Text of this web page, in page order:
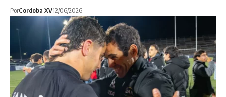
PorCordoba XV12/06/2026